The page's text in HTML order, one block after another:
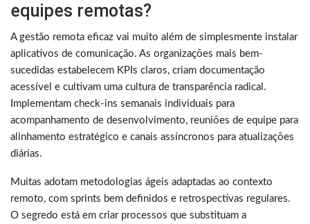
equipes remotas?
A gestão remota eficaz vai muito além de simplesmente instalar
aplicativos de comunicação. As organizações mais bem-
sucedidas estabelecem KPIs claros, criam documentação
acessível e cultivam uma cultura de transparência radical.
Implementam check-ins semanais individuais para
acompanhamento de desenvolvimento, reuniões de equipe para
alinhamento estratégico e canais assíncronos para atualizações
diárias.
Muitas adotam metodologias ágeis adaptadas ao contexto
remoto, com sprints bem definidos e retrospectivas regulares.
O segredo está em criar processos que substituam a